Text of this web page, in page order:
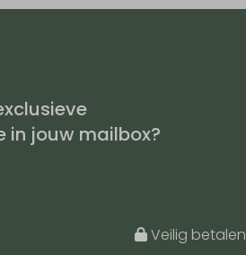
in jouw mailbox?
Veilig betalen